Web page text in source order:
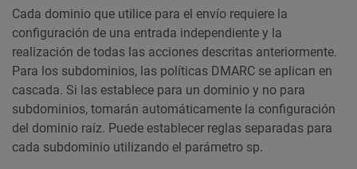
Cada dominio que utilice para el envío requiere la
configuración de una entrada independiente y la
realización de todas las acciones descritas anteriormente.
Para los subdominios, las políticas DMARC se aplican en
cascada. Si las establece para un dominio y no para
subdominios, tomarán automáticamente la configuración
del dominio raíz. Puede establecer reglas separadas para
cada subdominio utilizando el parámetro sp.